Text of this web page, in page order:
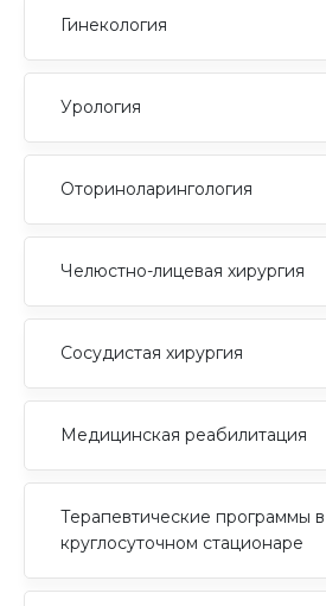
Гинекология
Урология
Оториноларингология
Челюстно-лицевая хирургия
Сосудистая хирургия
Медицинская реабилитация
Терапевтические программы в
круглосуточном стационаре